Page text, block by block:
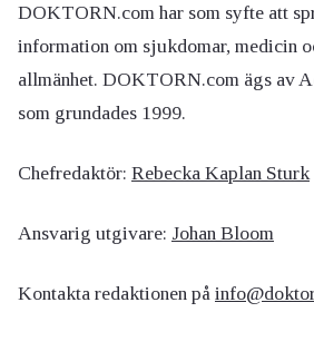
DOKTORN.com har som syfte att
information om sjukdomar, medicin
allmänhet. DOKTORN.com ägs av
som grundades 1999.
Chefredaktör: Rebecka Kaplan Sturk
Ansvarig utgivare: Johan Bloom
Kontakta redaktionen på